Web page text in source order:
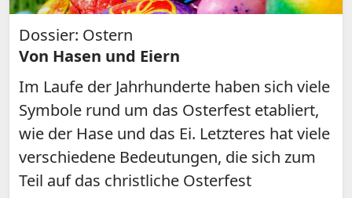
Dossier: Ostern
Von Hasen und Eiern
Im Laufe der Jahrhunderte haben sich viele
Symbole rund um das Osterfest etabliert,
wie der Hase und das Ei. Letzteres hat viele
verschiedene Bedeutungen, die sich zum
Teil auf das christliche Osterfest